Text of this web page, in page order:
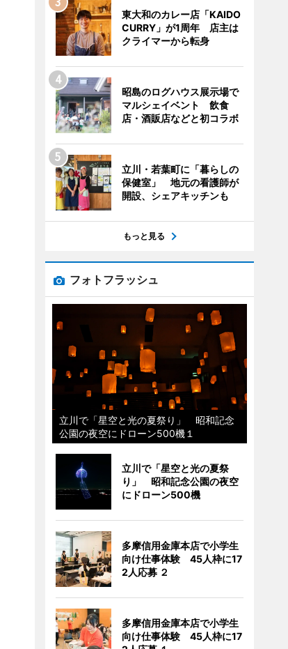
東大和のカレー店「KAIDO
CURRY」が1周年 店主は
クライマーから転身
昭島のログハウス展示場で
マルシェイベント 飲食
店・酒販店などと初コラボ
立川・若葉町に「暮らしの
保健室」 地元の看護師が
開設、シェアキッチンも
もっと見る
フォトフラッシュ
立川で「星空と光の夏祭り」 昭和記念
公園の夜空にドローン500機１
立川で「星空と光の夏祭
り」 昭和記念公園の夜空
にドローン500機
多摩信用金庫本店で小学生
向け仕事体験 45人枠に17
2人応募 ２
多摩信用金庫本店で小学生
向け仕事体験 45人枠に17